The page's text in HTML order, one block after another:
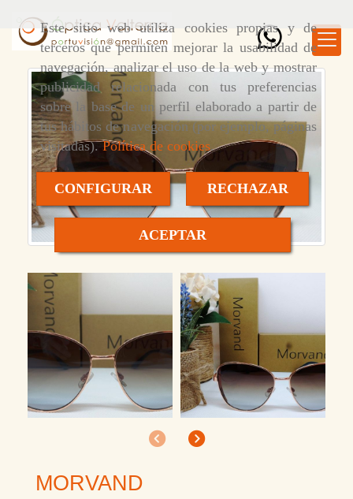
Este sitio web utiliza cookies propias y de
terceros que permiten mejorar la usabilidad de
navegación, analizar el uso de la web y mostrar
publicidad relacionada con tus preferencias
sobre la base de un perfil elaborado a partir de
tus hábitos de navegación (por ejemplo, páginas
visitadas).Política de cookies.
CONFIGURAR RECHAZAR
ACEPTAR
AnteriorSiguiente
MORVAND